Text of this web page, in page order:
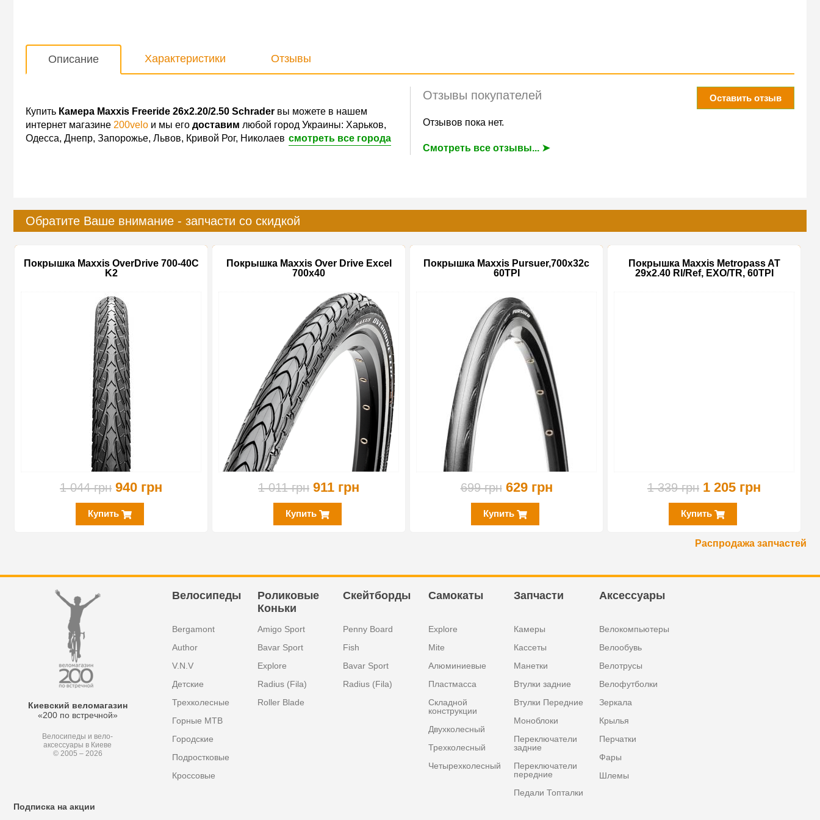
Описание Характеристики Отзывы
Оставить отзыв
Отзывы покупателей
Отзывов пока нет.
Смотреть все отзывы... ➤
Купить Камера Maxxis Freeride 26x2.20/2.50 Schrader вы можете в нашем
интернет магазине 200velo и мы его доставим любой город Украины: Харьков,
Одесса, Днепр, Запорожье, Львов, Кривой Рог, Николаев смотреть все города
Обратите Ваше внимание - запчасти со скидкой
Покрышка Maxxis OverDrive 700-40C
K2
1 044 грн 940 грн
Купить
Покрышка Maxxis Over Drive Excel
700x40
1 011 грн 911 грн
Купить
Покрышка Maxxis Pursuer,700x32c
60TPI
699 грн 629 грн
Купить
Покрышка Maxxis Metropass AT
29x2.40 Rl/Ref, EXO/TR, 60TPI
1 339 грн 1 205 грн
Купить
Распродажа запчастей
Киевский веломагазин
«200 по встречной»
Велосипеды и вело-
аксессуары в Киеве
© 2005 – 2026
Велосипеды
Bergamont
Author
V.N.V
Детские
Трехколесные
Горные MTB
Городские
Подростковые
Кроссовые
Роликовые
Коньки
Amigo Sport
Bavar Sport
Explore
Radius (Fila)
Roller Blade
Скейтборды
Penny Board
Fish
Bavar Sport
Radius (Fila)
Самокаты
Explore
Mite
Алюминиевые
Пластмасса
Складной
конструкции
Двухколесный
Трехколесный
Четырехколесный
Запчасти
Камеры
Кассеты
Манетки
Втулки задние
Втулки Передние
Моноблоки
Переключатели
задние
Переключатели
передние
Педали Топталки
Аксессуары
Велокомпьютеры
Велообувь
Велотрусы
Велофутболки
Зеркала
Крылья
Перчатки
Фары
Шлемы
Подписка на акции